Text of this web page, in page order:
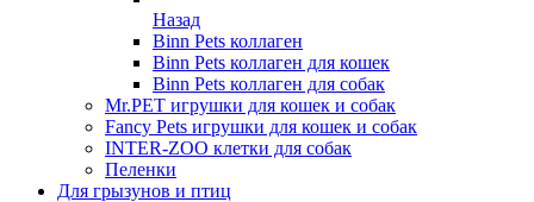
Назад
Binn Pets коллаген
Binn Pets коллаген для кошек
Binn Pets коллаген для собак
Mr.PET игрушки для кошек и собак
Fancy Pets игрушки для кошек и собак
INTER-ZOO клетки для собак
Пеленки
Для грызунов и птиц